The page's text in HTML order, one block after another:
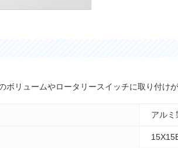
ボリュームやロータリースイッチに取り付け
アル